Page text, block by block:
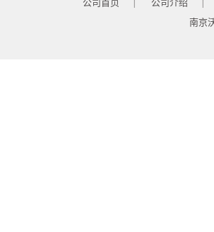
公司首页 | 公司介绍 |
南京